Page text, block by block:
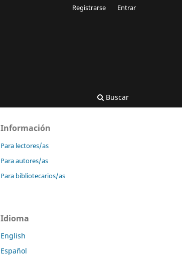
Buscar
Registrarse Entrar
Información
Para lectores/as
Para autores/as
Para bibliotecarios/as
Idioma
English
Español